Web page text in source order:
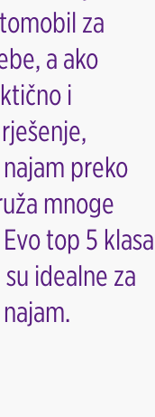
za
a ako
i
preko
mnoge
top 5 klasa
idealne za